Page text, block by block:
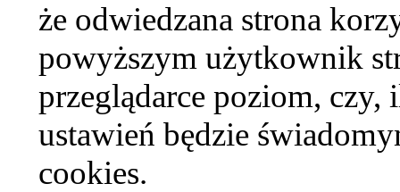
że odwiedzana strona
powyższym użytkownik
przeglądarce poziom,
ustawień będzie
cookies.